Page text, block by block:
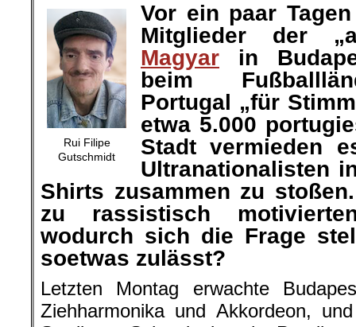
Rui Filipe
Gutschmidt
Vor ein paar
Mitglieder der
Magyar in
beim
Portugal „für
etwa 5.000
Stadt vermieden
Ultranationalisten
Shirts zusammen zu
zu rassistisch
wodurch sich die Frage
soetwas zulässt?
Letzten Montag erwachte
Ziehharmonika und Akkordeon,